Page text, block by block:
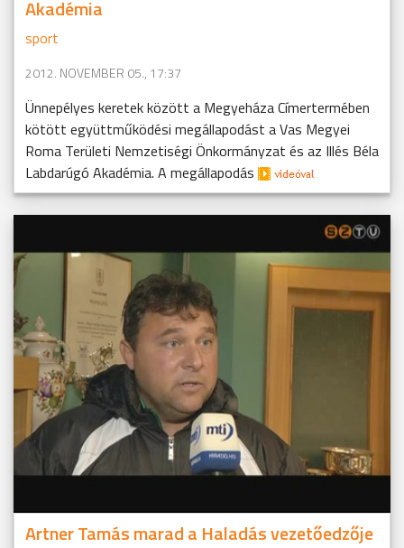
Akadémia
sport
2012. NOVEMBER 05., 17:37
Ünnepélyes keretek között a Megyeháza Címertermében
kötött együttműködési megállapodást a Vas Megyei
Roma Területi Nemzetiségi Önkormányzat és az Illés Béla
Labdarúgó Akadémia. A megállapodás
Artner Tamás marad a Haladás vezetőedzője